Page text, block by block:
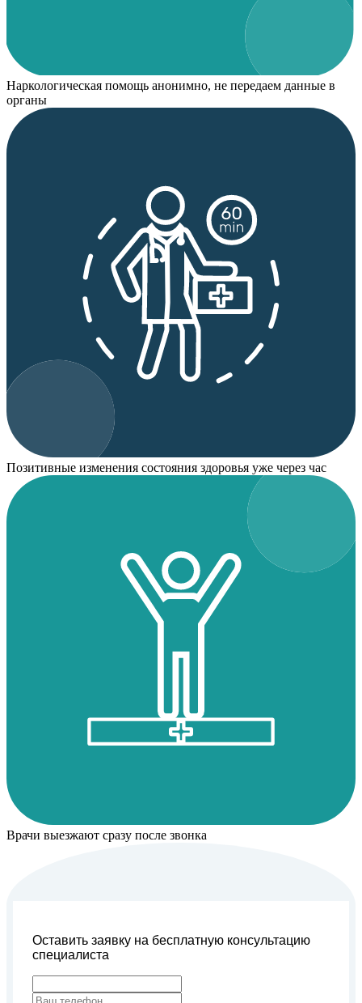
Наркологическая помощь анонимно, не передаем данные в
органы
Позитивные изменения состояния здоровья уже через час
Врачи выезжают сразу после звонка
Оставить заявку на бесплатную консультацию
специалиста